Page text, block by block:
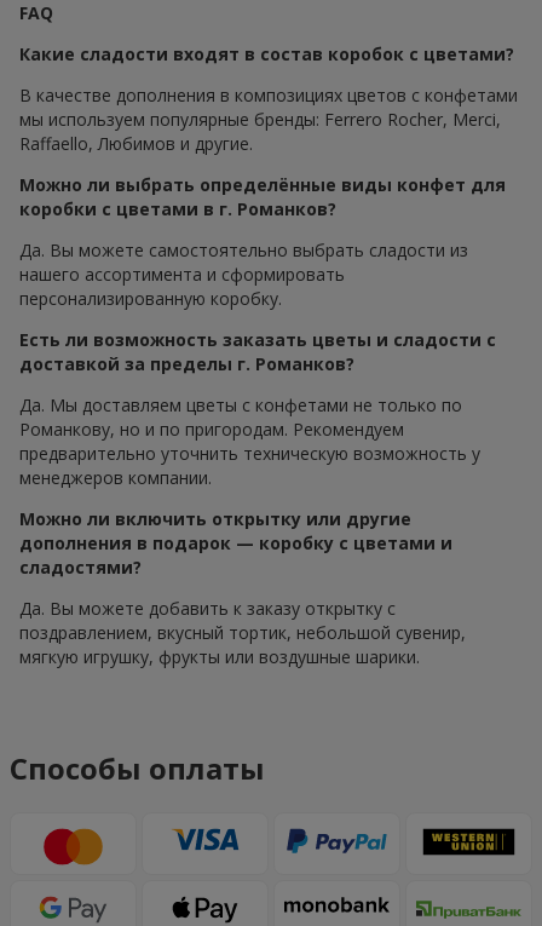
FAQ
Какие сладости входят в состав коробок с цветами?
В качестве дополнения в композициях цветов с конфетами
мы используем популярные бренды: Ferrero Rocher, Merci,
Raffaello, Любимов и другие.
Можно ли выбрать определённые виды конфет для
коробки с цветами в г. Романков?
Да. Вы можете самостоятельно выбрать сладости из
нашего ассортимента и сформировать
персонализированную коробку.
Есть ли возможность заказать цветы и сладости с
доставкой за пределы г. Романков?
Да. Мы доставляем цветы с конфетами не только по
Романкову, но и по пригородам. Рекомендуем
предварительно уточнить техническую возможность у
менеджеров компании.
Можно ли включить открытку или другие
дополнения в подарок — коробку с цветами и
сладостями?
Да. Вы можете добавить к заказу открытку с
поздравлением, вкусный тортик, небольшой сувенир,
мягкую игрушку, фрукты или воздушные шарики.
Способы оплаты